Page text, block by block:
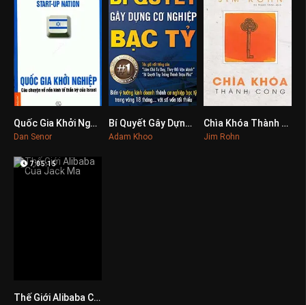
0
Quốc Gia Khởi Nghiệp
Dan Senor
0
Bí Quyết Gây Dựng Cơ Nghiệp Bạc Tỷ
Adam Khoo
0
Chìa Khóa Thành Công
Jim Rohn
0
7:05:15
Thế Giới Alibaba Của Jack Ma